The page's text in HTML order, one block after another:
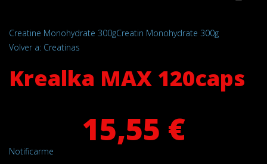
Creatine Monohydrate 300gCreatin Monohydrate 300g
Volver a: Creatinas
Krealka MAX 120caps
15,55 €
Notificarme